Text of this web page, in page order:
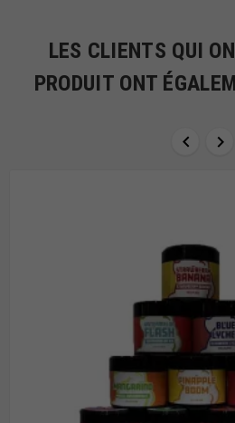
LES CLIENTS QUI
PRODUIT ONT
 